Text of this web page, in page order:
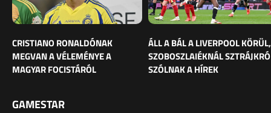
CRISTIANO RONALDÓNAK
MEGVAN A VÉLEMÉNYE A
MAGYAR FOCISTÁRÓL
ÁLL A BÁL A LIVERPOOL KÖRÜL,
SZOBOSZLAIÉKNÁL
SZÓLNAK A HÍREK
GAMESTAR